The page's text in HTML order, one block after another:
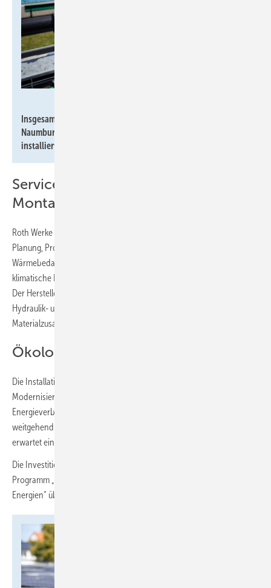
Insgesamt wurden auf dem Flachdach der Anlage im
Naumburger Freibad insgesamt 130 Roth HelioPool Absorber
installiert. Sie decken eine Fläche von 286 m
Service-Paket für Planung und
Montage
Roth Werke bietet ein umfassendes Servicepaket für Auslegung,
Planung, Projektierung und Montage. Die Berechnung des
Wärmebedarfs berücksichtigt Windlage, Beckentemperatur,
klimatische Bedingungen, Nutzungsperiode und Beckenabdeckung.
Der Hersteller unterstützt mit der Simulationssoftware T*SOL,
Hydraulik- und Auto-CAD-Zeichnungen sowie
Materialzusammenstellungen.
Ökologisch und ökonomisch
Die Installation der Solarabsorber-Anlage ist Teil eines
Modernisierungsprojekts der Stadt Naumburg zur Senkung des
Energieverbrauchs und zur Kosteneinsparung. Die Anlage ersetzt
weitgehend den bisherigen Gasbetrieb zur Beckenheizung. Die Stadt
erwartet eine spürbare Reduzierung des Erdgasverbrauchs.
Die Investitionskosten wurden durch Landesmittel aus dem
Programm „Förderung Energieeffizienz und Nutzung erneuerbarer
Energien“ über die Kommunalrichtlinie Energie gefördert.